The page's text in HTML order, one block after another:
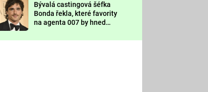
Sledujte nás
Bývalá castingová šéfka
Bonda řekla, které favority
na agenta 007 by hned